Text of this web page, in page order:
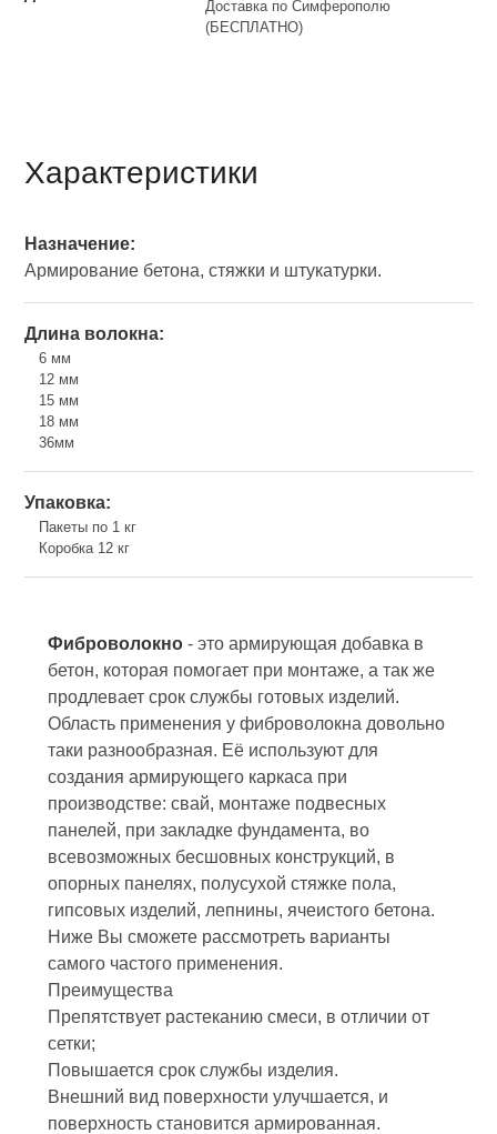
Доставка по Симферополю
(БЕСПЛАТНО)
Характеристики
Назначение:
Армирование бетона, стяжки и штукатурки.
Длина волокна:
6 мм
12 мм
15 мм
18 мм
36мм
Упаковка:
Пакеты по 1 кг
Коробка 12 кг
Фиброволокно - это армирующая добавка в
бетон, которая помогает при монтаже, а так же
продлевает срок службы готовых изделий.
Область применения у фиброволокна довольно
таки разнообразная. Её используют для
создания армирующего каркаса при
производстве: свай, монтаже подвесных
панелей, при закладке фундамента, во
всевозможных бесшовных конструкций, в
опорных панелях, полусухой стяжке пола,
гипсовых изделий, лепнины, ячеистого бетона.
Ниже Вы cможете рассмотреть варианты
самого частого применения.
Преимущества
Препятствует растеканию смеси, в отличии от
сетки;
Повышается срок службы изделия.
Внешний вид поверхности улучшается, и
поверхность становится армированная.